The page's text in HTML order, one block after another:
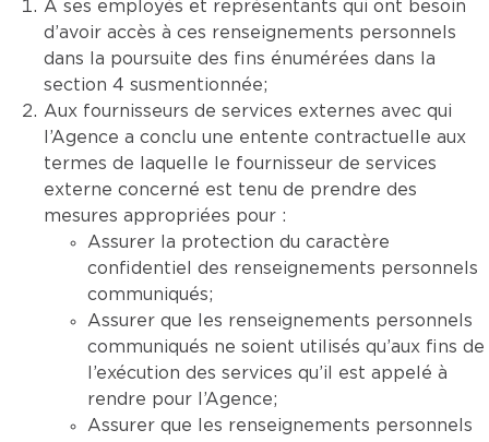
À ses employés et représentants qui ont besoin
d’avoir accès à ces renseignements personnels
dans la poursuite des fins énumérées dans la
section 4 susmentionnée;
Aux fournisseurs de services externes avec qui
l’Agence a conclu une entente contractuelle aux
termes de laquelle le fournisseur de services
externe concerné est tenu de prendre des
mesures appropriées pour :
Assurer la protection du caractère
confidentiel des renseignements personnels
communiqués;
Assurer que les renseignements personnels
communiqués ne soient utilisés qu’aux fins de
l’exécution des services qu’il est appelé à
rendre pour l’Agence;
Assurer que les renseignements personnels